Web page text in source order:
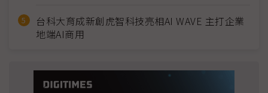
台科大育成新創虎智科技亮相AI WAVE 主打企業
地端AI商用